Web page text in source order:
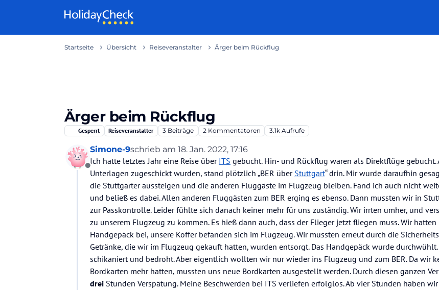
Startseite Übersicht Reiseveranstalter Ärger beim Rückflug
Ärger beim Rückflug
Gesperrt Reiseveranstalter 3 Beiträge 2 Kommentatoren 3.1k Aufrufe
Offline
Simone-9schrieb am 18. Jan. 2022, 17:16
zuletzt editiert von
Ich hatte letztes Jahr eine Reise über ITS gebucht. Hin- und Rückflug waren als Direktflüge gebucht.
Unterlagen zugeschickt wurden, stand plötzlich „BER über Stuttgart“ drin. Mir wurde daraufhin
die Stuttgarter aussteigen und die anderen Fluggäste im Flugzeug bleiben. Fand ich auch nicht
und beließ es dabei. Allen anderen Fluggästen zum BER erging es ebenso. Dann mussten wir in
zur Passkontrolle. Leider fühlte sich danach keiner mehr für uns zuständig. Wir irrten umher, und
zu unserem Flugzeug zu kommen. Es hieß dann auch, dass der Flieger jetzt fliegen muss. Wir hatten
Handgepäck bei, unsere Koffer befanden sich im Flugzeug. Wir mussten erneut durch die
Getränke, die wir im Flugzeug gekauft hatten, wurden entsorgt. Das Handgepäck wurde
schikaniert und bedroht. Aber eigentlich wollten wir nur wieder ins Flugzeug und zum BER. Da wir
Bordkarten mehr hatten, mussten uns neue Bordkarten ausgestellt werden. Durch diesen ganzen
drei Stunden Verspätung. Meine Beschwerden bei ITS verliefen erfolglos. Ab vier Stunden haben